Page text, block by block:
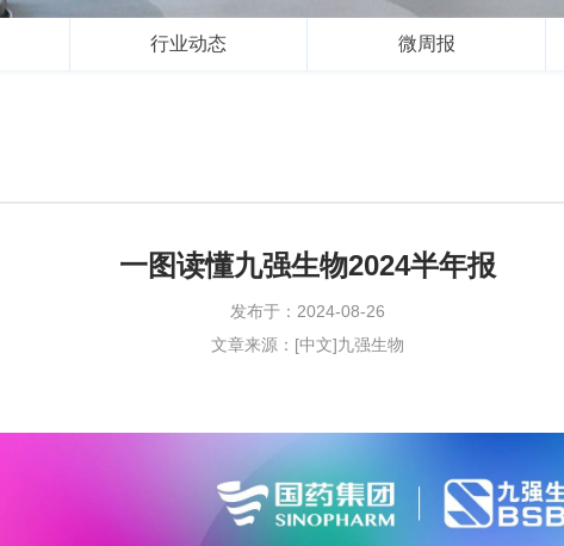
行业动态 微周报
一图读懂九强生物2024半年报
发布于：2024-08-26
文章来源：[中文]九强生物